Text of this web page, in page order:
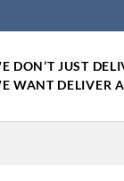
DON’T JUST
WANT DELIVER